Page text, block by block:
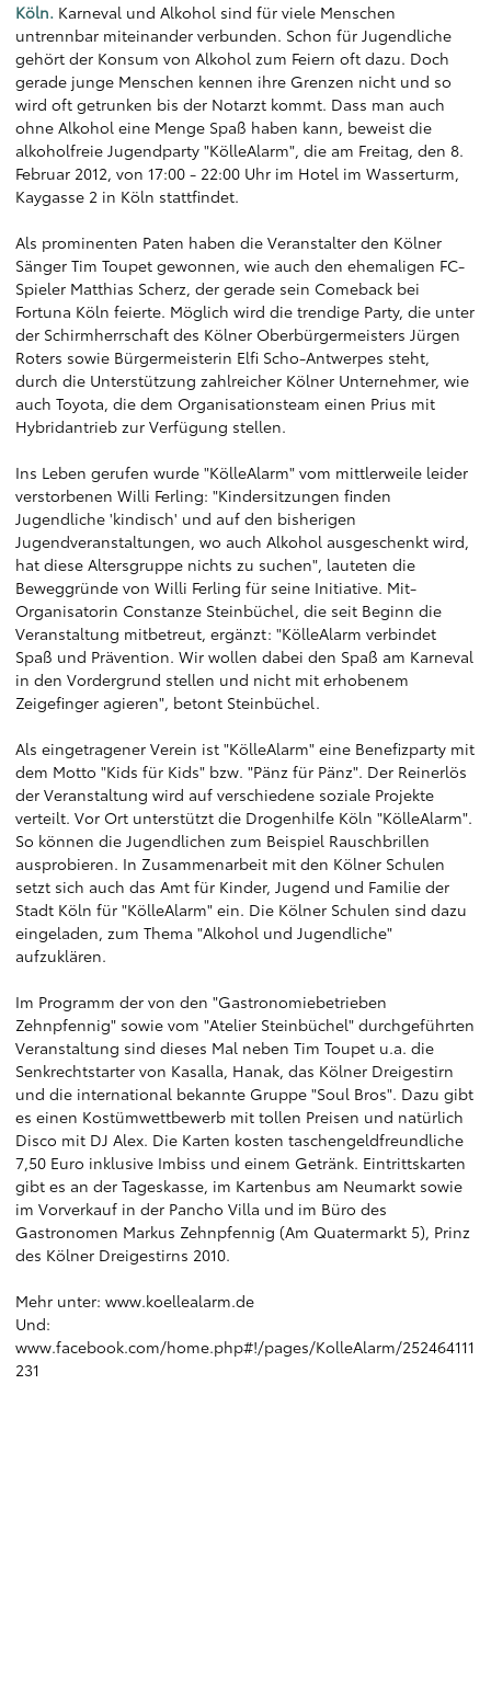
Köln. Karneval und Alkohol sind für viele Menschen
untrennbar miteinander verbunden. Schon für Jugendliche
gehört der Konsum von Alkohol zum Feiern oft dazu. Doch
gerade junge Menschen kennen ihre Grenzen nicht und so
wird oft getrunken bis der Notarzt kommt. Dass man auch
ohne Alkohol eine Menge Spaß haben kann, beweist die
alkoholfreie Jugendparty "KölleAlarm", die am Freitag, den 8.
Februar 2012, von 17:00 - 22:00 Uhr im Hotel im Wasserturm,
Kaygasse 2 in Köln stattfindet.
Als prominenten Paten haben die Veranstalter den Kölner
Sänger Tim Toupet gewonnen, wie auch den ehemaligen FC-
Spieler Matthias Scherz, der gerade sein Comeback bei
Fortuna Köln feierte. Möglich wird die trendige Party, die unter
der Schirmherrschaft des Kölner Oberbürgermeisters Jürgen
Roters sowie Bürgermeisterin Elfi Scho-Antwerpes steht,
durch die Unterstützung zahlreicher Kölner Unternehmer, wie
auch Toyota, die dem Organisationsteam einen Prius mit
Hybridantrieb zur Verfügung stellen.
Ins Leben gerufen wurde "KölleAlarm" vom mittlerweile leider
verstorbenen Willi Ferling: "Kindersitzungen finden
Jugendliche 'kindisch' und auf den bisherigen
Jugendveranstaltungen, wo auch Alkohol ausgeschenkt wird,
hat diese Altersgruppe nichts zu suchen", lauteten die
Beweggründe von Willi Ferling für seine Initiative. Mit-
Organisatorin Constanze Steinbüchel, die seit Beginn die
Veranstaltung mitbetreut, ergänzt: "KölleAlarm verbindet
Spaß und Prävention. Wir wollen dabei den Spaß am Karneval
in den Vordergrund stellen und nicht mit erhobenem
Zeigefinger agieren", betont Steinbüchel.
Als eingetragener Verein ist "KölleAlarm" eine Benefizparty mit
dem Motto "Kids für Kids" bzw. "Pänz für Pänz". Der Reinerlös
der Veranstaltung wird auf verschiedene soziale Projekte
verteilt. Vor Ort unterstützt die Drogenhilfe Köln "KölleAlarm".
So können die Jugendlichen zum Beispiel Rauschbrillen
ausprobieren. In Zusammenarbeit mit den Kölner Schulen
setzt sich auch das Amt für Kinder, Jugend und Familie der
Stadt Köln für "KölleAlarm" ein. Die Kölner Schulen sind dazu
eingeladen, zum Thema "Alkohol und Jugendliche"
aufzuklären.
Im Programm der von den "Gastronomiebetrieben
Zehnpfennig" sowie vom "Atelier Steinbüchel" durchgeführten
Veranstaltung sind dieses Mal neben Tim Toupet u.a. die
Senkrechtstarter von Kasalla, Hanak, das Kölner Dreigestirn
und die international bekannte Gruppe "Soul Bros". Dazu gibt
es einen Kostümwettbewerb mit tollen Preisen und natürlich
Disco mit DJ Alex. Die Karten kosten taschengeldfreundliche
7,50 Euro inklusive Imbiss und einem Getränk. Eintrittskarten
gibt es an der Tageskasse, im Kartenbus am Neumarkt sowie
im Vorverkauf in der Pancho Villa und im Büro des
Gastronomen Markus Zehnpfennig (Am Quatermarkt 5), Prinz
des Kölner Dreigestirns 2010.
Mehr unter: www.koellealarm.de
Und:
www.facebook.com/home.php#!/pages/KolleAlarm/252464111
231